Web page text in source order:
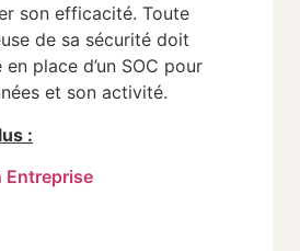
son efficacité. Toute
de sa sécurité doit
place d’un SOC pour
et son activité.
:
Entreprise